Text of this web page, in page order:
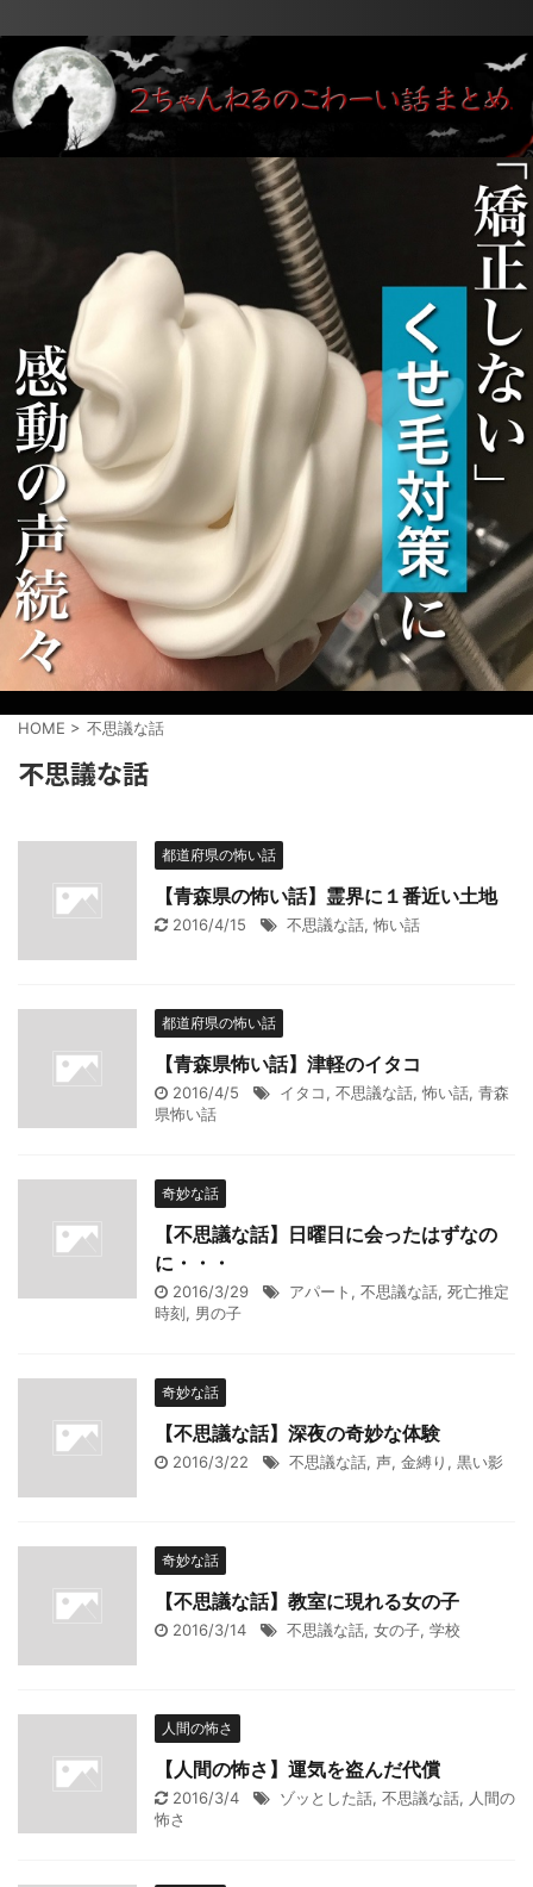
HOME > 不思議な話
不思議な話
都道府県の怖い話
【青森県の怖い話】霊界に１番近い土地
2016/4/15 不思議な話, 怖い話
都道府県の怖い話
【青森県怖い話】津軽のイタコ
2016/4/5 イタコ, 不思議な話, 怖い話, 青森
県怖い話
奇妙な話
【不思議な話】日曜日に会ったはずなの
に・・・
2016/3/29 アパート , 不思議な話, 死亡推定
時刻, 男の子
奇妙な話
【不思議な話】深夜の奇妙な体験
2016/3/22 不思議な話, 声, 金縛り , 黒い影
奇妙な話
【不思議な話】教室に現れる女の子
2016/3/14 不思議な話, 女の子, 学校
人間の怖さ
【人間の怖さ】運気を盗んだ代償
2016/3/4 ゾッとした話, 不思議な話, 人間の
怖さ